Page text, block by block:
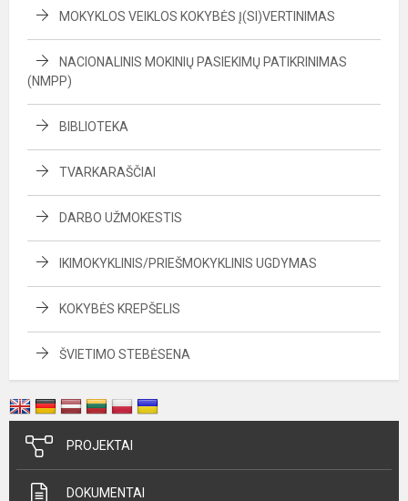
MOKYKLOS VEIKLOS KOKYBĖS Į(SI)VERTINIMAS
NACIONALINIS MOKINIŲ PASIEKIMŲ PATIKRINIMAS
(NMPP)
BIBLIOTEKA
TVARKARAŠČIAI
DARBO UŽMOKESTIS
IKIMOKYKLINIS/PRIEŠMOKYKLINIS UGDYMAS
KOKYBĖS KREPŠELIS
ŠVIETIMO STEBĖSENA
PROJEKTAI
DOKUMENTAI